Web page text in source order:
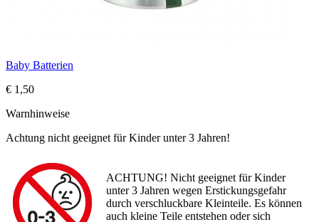
Baby Batterien
€ 1,50
Warnhinweise
Achtung nicht geeignet für Kinder unter 3 Jahren!
ACHTUNG! Nicht geeignet für Kinder
unter 3 Jahren wegen Erstickungsgefahr
durch verschluckbare Kleinteile. Es können
auch kleine Teile entstehen oder sich